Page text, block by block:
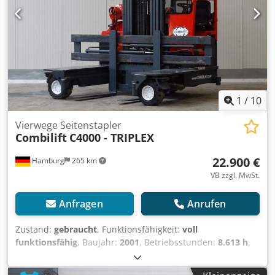
100%
1 / 10
Hamburg 265 km
Vierwege Seitenstapler
Combilift C4000 - TRIPLEX
22.900 €
VB zzgl. MwSt.
Anfragen Anrufen
Zustand: gebraucht, Funktionsfähigkeit: voll
funktionsfähig, Baujahr: 2001, Betriebsstunden: 8.613 h,
, Hubhöhe:6.800 mm
mm, Kraftstofftyp:Gas, Masttyp:Triplex, Bauhöhe:3.280